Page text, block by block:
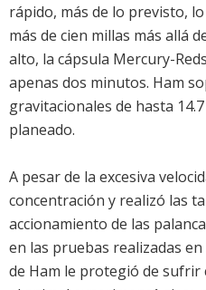
rápido, más de lo previsto,
más de cien millas más allá
alto, la cápsula Mercury-
apenas dos minutos. Ham
gravitacionales de hasta
planeado.
A pesar de la excesiva
concentración y realizó las
accionamiento de las
en las pruebas realizadas
de Ham le protegió de sufrir